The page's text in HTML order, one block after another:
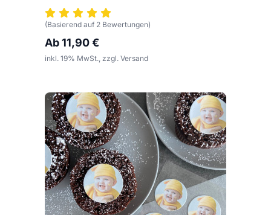
(Basierend auf 2 Bewertungen)
Ab 11,90 €
inkl. 19% MwSt., zzgl. Versand